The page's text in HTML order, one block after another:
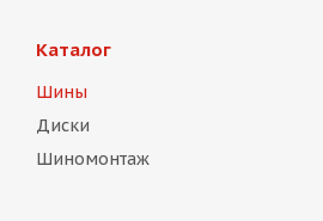
Каталог
Шины
Диски
Шиномонтаж